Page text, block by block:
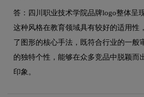
答：四川职业技术学院品牌logo整体呈
这种风格在教育领域具有较好的适用性
了图形的核心手法，既符合行业的一般
的独特个性，能够在众多竞品中脱颖而
印象。